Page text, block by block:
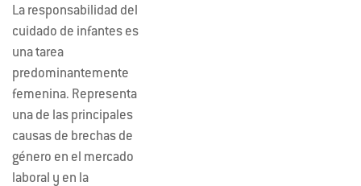
La responsabilidad del
cuidado de infantes es
una tarea
predominantemente
femenina. Representa
una de las principales
causas de brechas de
género en el mercado
laboral y en la